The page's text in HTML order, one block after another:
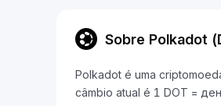
Sobre Polkadot
Polkadot é uma
câmbio atual é 1 DOT =